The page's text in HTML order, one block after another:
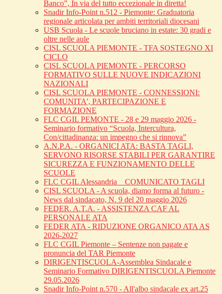
Banco”, In via del tutto eccezionale in diretta!
Snadir Info-Point n.512 - Piemonte: Graduatoria
regionale articolata per ambiti territoriali diocesani
USB Scuola - Le scuole bruciano in estate: 30 gradi e
oltre nelle aule
CISL SCUOLA PIEMONTE - TFA SOSTEGNO XI
CICLO
CISL SCUOLA PIEMONTE - PERCORSO
FORMATIVO SULLE NUOVE INDICAZIONI
NAZIONALI
CISL SCUOLA PIEMONTE - CONNESSIONI:
COMUNITA', PARTECIPAZIONE E
FORMAZIONE
FLC CGIL PEMONTE - 28 e 29 maggio 2026 -
Seminario formativo “Scuola, Intercultura,
Con/cittadinanza: un impegno che si rinnova”
A.N.P.A. - ORGANICI ATA: BASTA TAGLI,
SERVONO RISORSE STABILI PER GARANTIRE
SICUREZZA E FUNZIONAMENTO DELLE
SCUOLE
FLC CGIL Alessandria _ COMUNICATO TAGLI
CISL SCUOLA - A scuola, diamo forma al futuro -
News dal sindacato, N. 9 del 20 maggio 2026
FEDER. A.T.A. - ASSISTENZA CAF AL
PERSONALE ATA
FEDER ATA - RIDUZIONE ORGANICO ATA AS
2026-2027
FLC CGIL Piemonte – Sentenze non pagate e
pronuncia del TAR Piemonte
DIRIGENTISCUOLA-Assemblea Sindacale e
Seminario Formativo DIRIGENTISCUOLA Piemonte
29.05.2026
Snadir Info-Point n.570 - All'albo sindacale ex art.25